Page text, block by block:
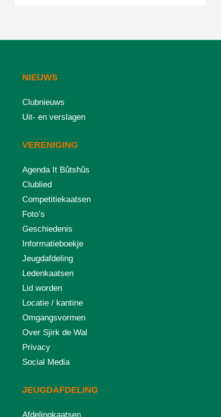
NIEUWS
Clubnieuws
Uit- en verslagen
VERENIGING
Agenda It Bûtshûs
Clublied
Competitiekaatsen
Foto’s
Geschiedenis
Informatieboekje
Jeugdafdeling
Ledenkaatsen
Lid worden
Locatie / kantine
Omgangsvormen
Over Sjirk de Wal
Privacy
Social Media
JEUGDAFDELING
Afdelingkaatsen